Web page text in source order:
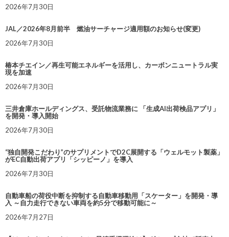
2026年7月30日
JAL／2026年8月前半 燃油サーチャージ適用額のお知らせ(変更)
2026年7月30日
椿本チエイン／再生可能エネルギーを活用し、カーボンニュートラル実
現を加速
2026年7月30日
三井倉庫ホールディングス、受託物流業務に 「生成AI出荷検品アプリ」
を開発・導入開始
2026年7月30日
“独自開発こだわり”のサプリメントでD2C展開する「ウェルモット製薬」
がEC自動出荷アプリ「シッピーノ」を導入
2026年7月30日
自動車船の荷役中断を抑制する自動車移動用「スケーター」を開発・導
入 ～自力走行できない車両を約5分で移動可能に～
2026年7月27日